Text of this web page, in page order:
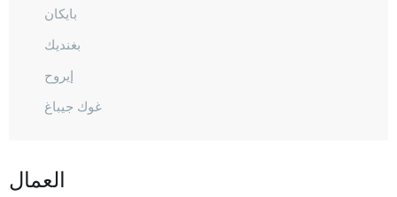
بايكان
بغنديك
إيروح
غوك جيباغ
كورت أولانالعمال